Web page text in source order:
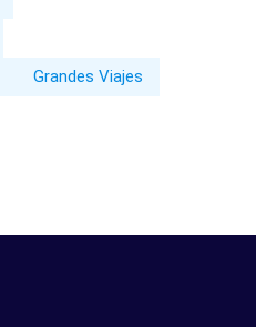
Grandes Viajes